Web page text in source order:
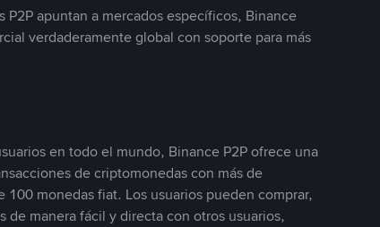
P2P apuntan a mercados específicos, Binance
verdaderamente global con soporte para más
en todo el mundo, Binance P2P ofrece una
de criptomonedas con más de
monedas fiat. Los usuarios pueden comprar,
de manera fácil y directa con otros usuarios,